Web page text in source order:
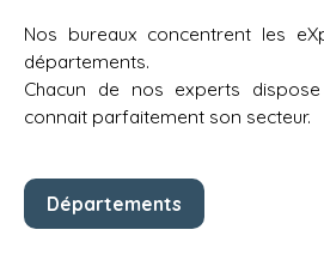
Nos bureaux concentrent les
départements.
Chacun de nos experts
connait parfaitement son secteur.
Départements